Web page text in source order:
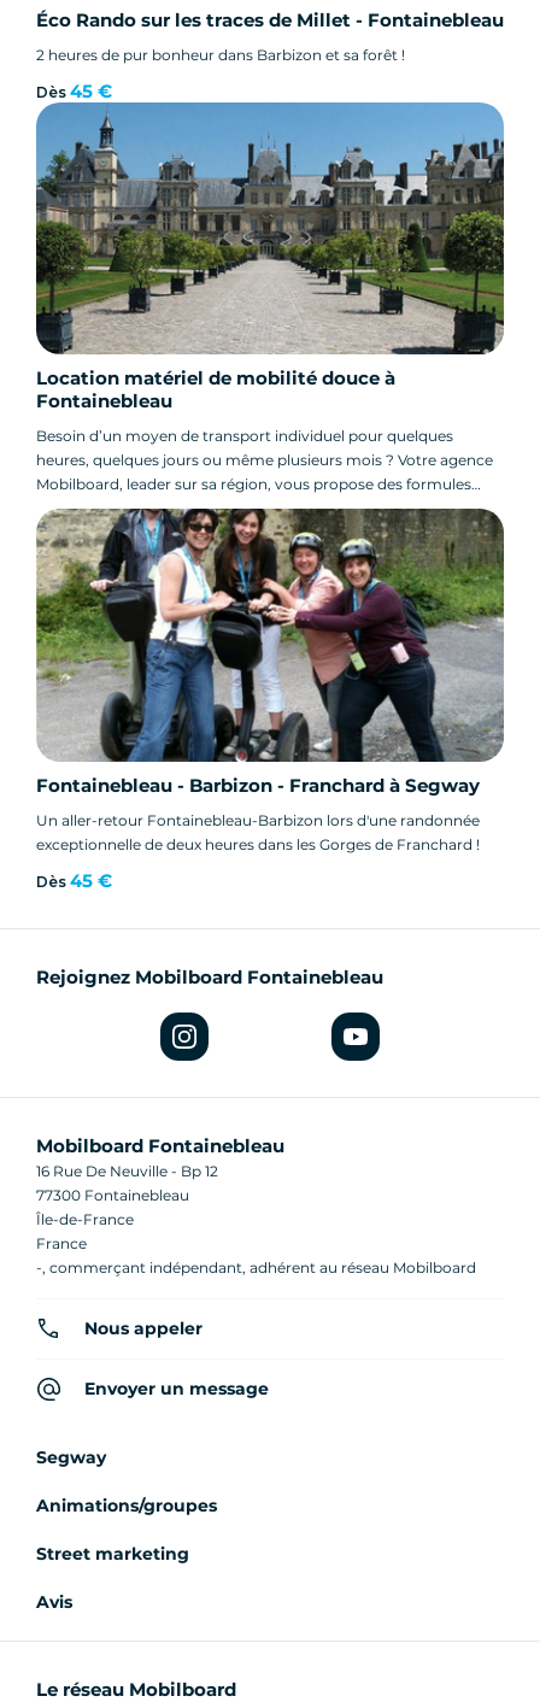
Éco Rando sur les traces de Millet - Fontainebleau
2 heures de pur bonheur dans Barbizon et sa forêt !
Dès 45 €
Location matériel de mobilité douce à
Fontainebleau
Besoin d’un moyen de transport individuel pour quelques
heures, quelques jours ou même plusieurs mois ? Votre agence
Mobilboard, leader sur sa région, vous propose des formules
adaptées. Un service simple et efficace pour profiter du matériel
en autonomie totale.
Choisissez votre matériel, louez et profitez !
Fontainebleau - Barbizon - Franchard à Segway
Un aller-retour Fontainebleau-Barbizon lors d'une randonnée
exceptionnelle de deux heures dans les Gorges de Franchard !
Dès 45 €
Rejoignez Mobilboard Fontainebleau
Mobilboard Fontainebleau
16 Rue De Neuville - Bp 12
77300 Fontainebleau
Île-de-France
France
-, commerçant indépendant, adhérent au réseau Mobilboard
Nous appeler
Envoyer un message
Segway
Animations/groupes
Street marketing
Avis
Le réseau Mobilboard